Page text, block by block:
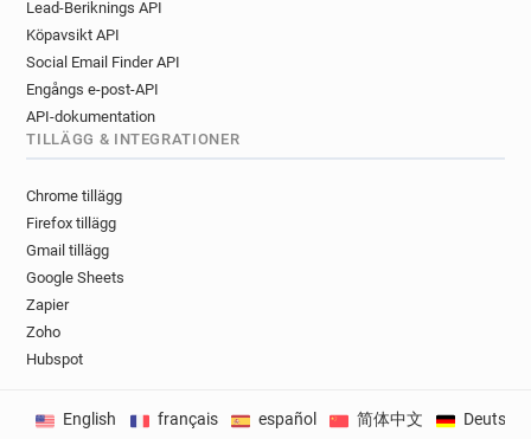
Lead-Beriknings API
Köpavsikt API
Social Email Finder API
Engångs e-post-API
API-dokumentation
TILLÄGG & INTEGRATIONER
Chrome tillägg
Firefox tillägg
Gmail tillägg
Google Sheets
Zapier
Zoho
Hubspot
English français español 简体中文 Deutsch